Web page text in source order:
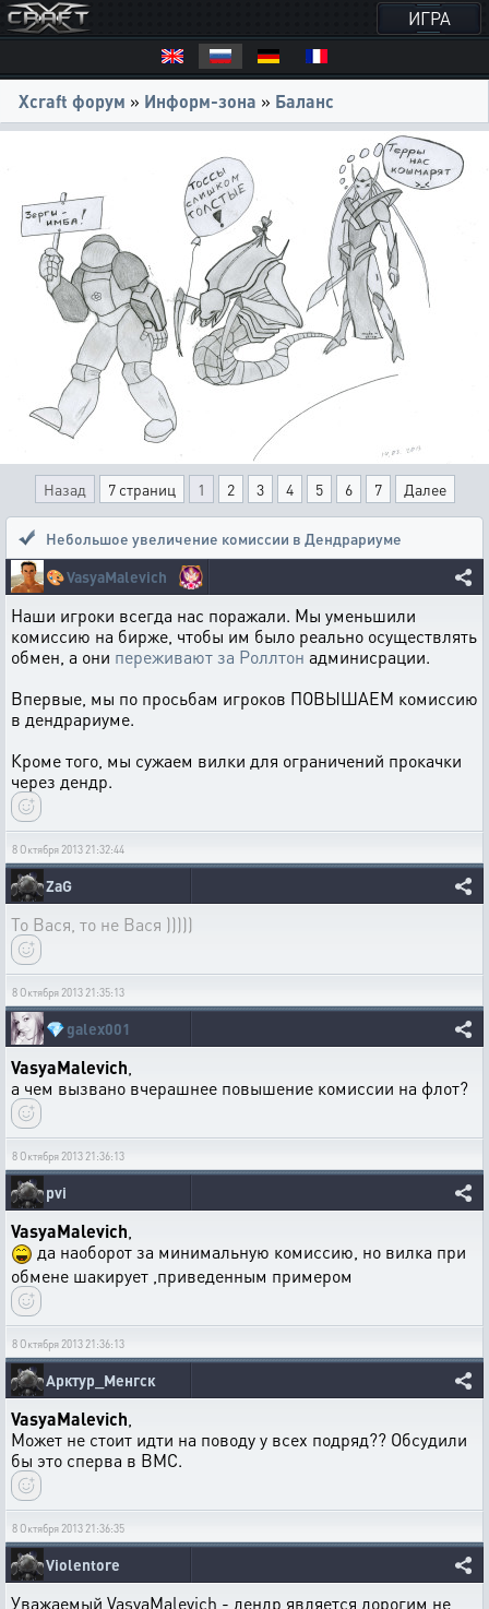
ИГРА
Xcraft форум » Информ-зона » Баланс
Назад 7 страниц 1 2 3 4 5 6 7 Далее
Небольшое увеличение комиссии в Дендрариуме
🎨VasyaMalevich
Наши игроки всегда нас поражали. Мы уменьшили
комиссию на бирже, чтобы им было реально осуществлять
обмен, а они переживают за Роллтон админисрации.
Впервые, мы по просьбам игроков ПОВЫШАЕМ комиссию
в дендрариуме.
Кроме того, мы сужаем вилки для ограничений прокачки
через дендр.
8 Октября 2013 21:32:44
ZaG
То Вася, то не Вася )))))
8 Октября 2013 21:35:13
💎galex001
VasyaMalevich
а чем вызвано вчерашнее повышение комиссии на флот?
8 Октября 2013 21:36:13
pvi
VasyaMalevich
да наоборот за минимальную комиссию, но вилка при
обмене шакирует ,приведенным примером
8 Октября 2013 21:36:13
Арктур_Менгск
VasyaMalevich
Может не стоит идти на поводу у всех подряд?? Обсудили
бы это сперва в ВМС.
8 Октября 2013 21:36:35
Violentore
Уважаемый VasyaMalevich - дендр является дорогим не